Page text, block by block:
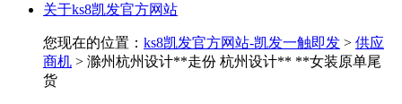
关于ks8凯发官方网站
您现在的位置： ks8凯发官方网站-凯发一触即发 > 供应
商机 > 滁州杭州设计**走份 杭州设计** **女装原单尾
货